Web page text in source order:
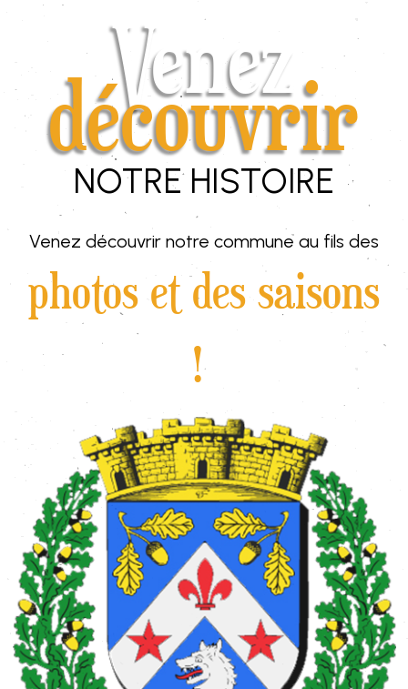
Venez
découvrir
NOTRE HISTOIRE
Venez découvrir notre commune au fils des
photos et des saisons
!